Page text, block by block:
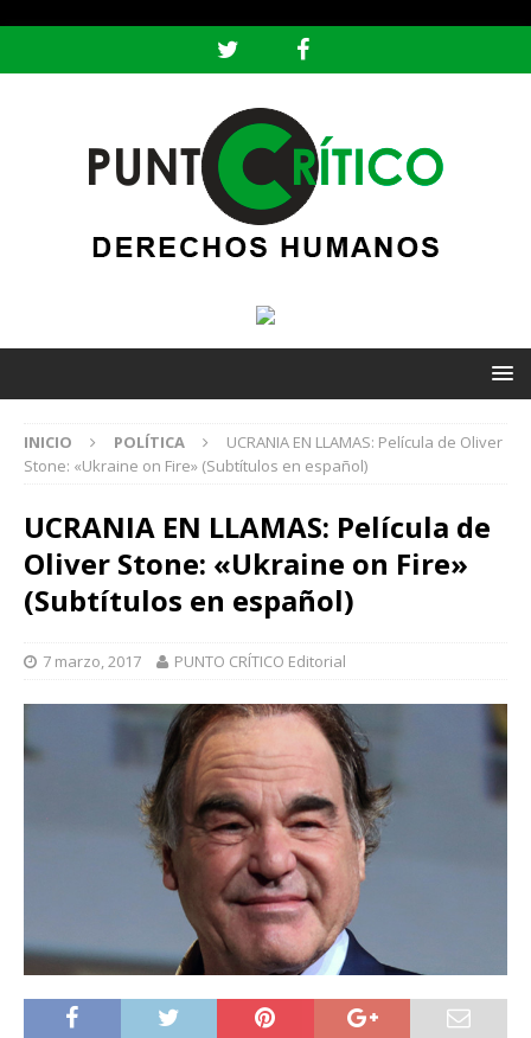
INICIO POLÍTICA
UCRANIA EN LLAMAS: Película de Oliver
Stone: «Ukraine on Fire» (Subtítulos en español)
UCRANIA EN LLAMAS: Película de
Oliver Stone: «Ukraine on Fire»
(Subtítulos en español)
7 marzo, 2017 PUNTO CRÍTICO Editorial